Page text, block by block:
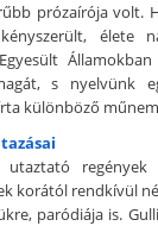
prózaírója volt.
élete
s nyelvünk
különböző
regények
korától rendkívül
paródiája is.